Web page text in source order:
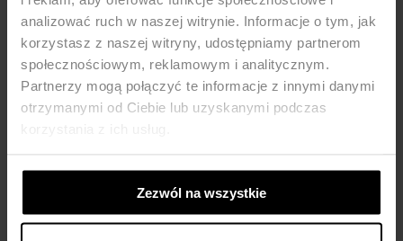
analizować ruch w naszej witrynie. Informacje o tym, jak
korzystasz z naszej witryny, udostępniamy partnerom
społecznościowym, reklamowym i analitycznym.
Partnerzy mogą połączyć te informacje z innymi danymi
otrzymanymi od Ciebie lub uzyskanymi podczas
Zezwól na wszystkie
Krótki żakiet chanel - czarny
MOŻE CI SIĘ SPODOBAĆ